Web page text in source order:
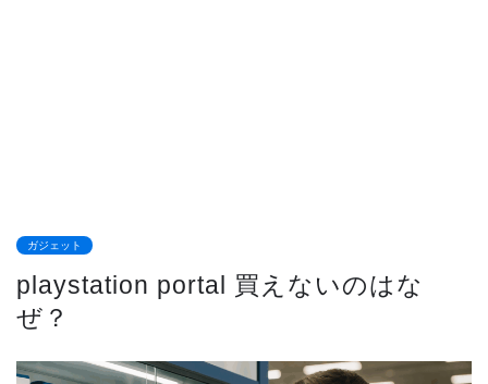
ガジェット
playstation portal 買えないのはな
ぜ？